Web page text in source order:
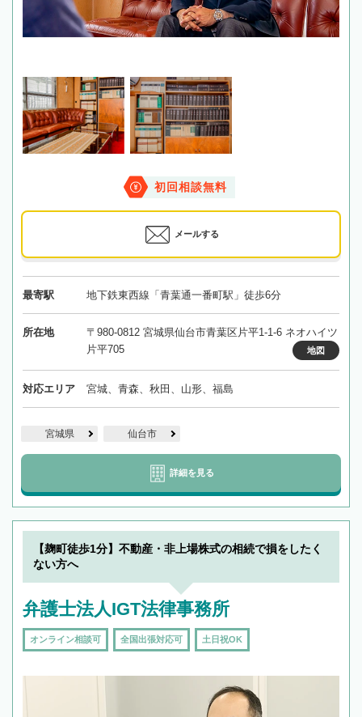
初回相談無料
メールする
最寄駅 地下鉄東西線「青葉通一番町駅」徒歩6分
所在地
〒980-0812 宮城県仙台市青葉区片平1-1-6 ネオハイツ
片平705
地図
対応エリア 宮城、青森、秋田、山形、福島
宮城県 仙台市
詳細を見る
【麹町徒歩1分】不動産・非上場株式の相続で損をしたく
ない方へ
弁護士法人IGT法律事務所
オンライン相談可 全国出張対応可 土日祝OK